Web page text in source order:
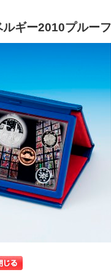
ギー2010プルー